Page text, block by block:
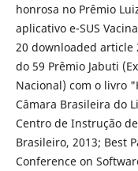
honrosa no Prêmio
aplicativo e-SUS
20 downloaded article
do 59 Prêmio Jabuti
Nacional) com o livro
Câmara Brasileira do
Centro de Instrução
Brasileiro, 2013; Best
Conference on